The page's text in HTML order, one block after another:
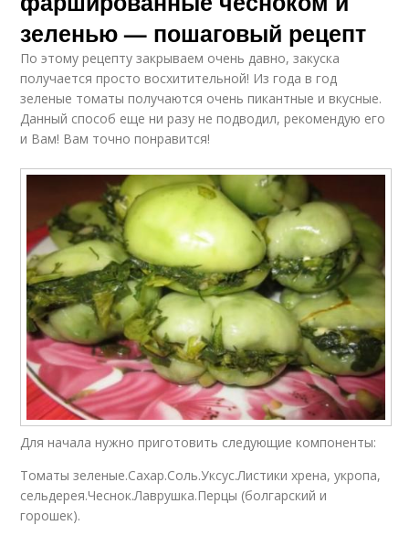
зеленью — пошаговый рецепт
По этому рецепту закрываем очень давно, закуска
получается просто восхитительной! Из года в год
зеленые томаты получаются очень пикантные и вкусные.
Данный способ еще ни разу не подводил, рекомендую его
и Вам! Вам точно понравится!
Для начала нужно приготовить следующие компоненты:
Томаты зеленые.Сахар.Соль.Уксус.Листики хрена, укропа,
сельдерея.Чеснок.Лаврушка.Перцы (болгарский и
горошек).